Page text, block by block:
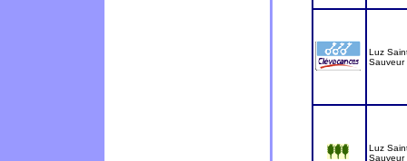
Luz
Sauveur
Luz
Sauveur